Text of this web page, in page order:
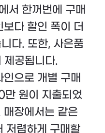
서 한꺼번에 구매
다 할인 폭이 더
다. 또한, 사은품
제공됩니다.
으로 개별 구매
원이 지출되었
매장에서는 같은
저렴하게 구매할